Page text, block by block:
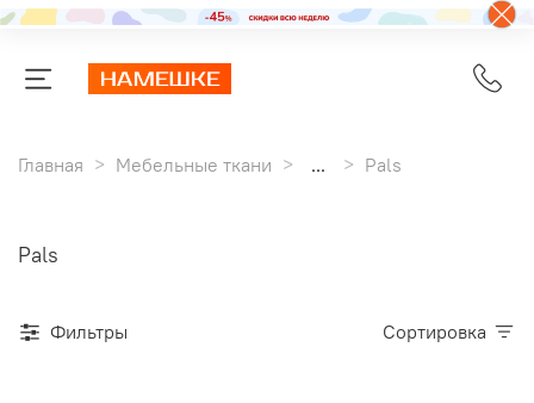
Главная Мебельные ткани ... Pals
Pals
Фильтры Сортировка